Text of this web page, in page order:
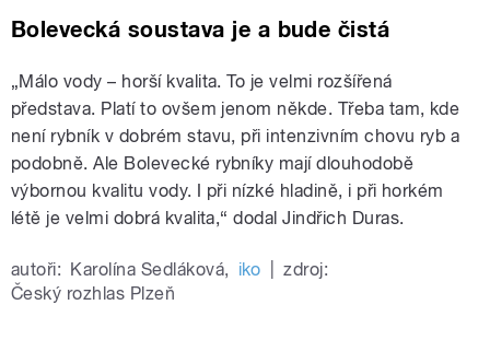
Bolevecká soustava je a bude čistá
„Málo vody – horší kvalita. To je velmi rozšířená
představa. Platí to ovšem jenom někde. Třeba tam, kde
není rybník v dobrém stavu, při intenzivním chovu ryb a
podobně. Ale Bolevecké rybníky mají dlouhodobě
výbornou kvalitu vody. I při nízké hladině, i při horkém
létě je velmi dobrá kvalita,“ dodal Jindřich Duras.
autoři: Karolína Sedláková, iko
zdroj:
Český rozhlas Plzeň